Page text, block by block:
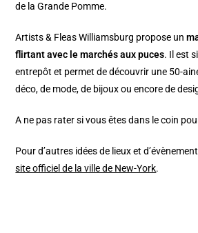
de la Grande Pomme.
Artists & Fleas Williamsburg propose un
flirtant avec le marchés aux puces. Il est
entrepôt et permet de découvrir une 50-
déco, de mode, de bijoux ou encore de
A ne pas rater si vous êtes dans le coin
Pour d’autres idées de lieux et
site officiel de la ville de New-York.